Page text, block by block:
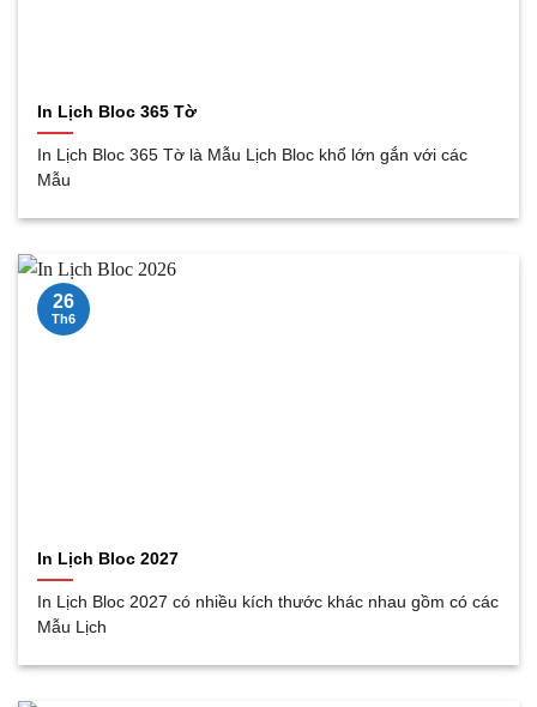
In Lịch Bloc 365 Tờ
In Lịch Bloc 365 Tờ là Mẫu Lịch Bloc khổ lớn gắn với các
Mẫu
In Lịch Bloc 2027
In Lịch Bloc 2027 có nhiều kích thước khác nhau gồm có các
Mẫu Lịch
26
Th6